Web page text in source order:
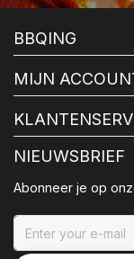
BBQING
MIJN
NIEUWSBRIEF
Abonneer je op